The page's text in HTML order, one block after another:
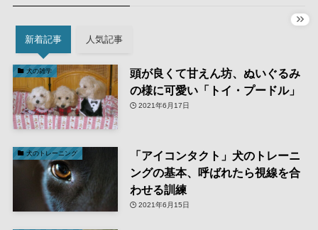
新着記事 人気記事
犬の雑学
頭が良くて甘えん坊、ぬいぐるみ
の様に可愛い「トイ・プードル」
2021年6月17日
犬のトレーニング
「アイコンタクト」犬のトレーニ
ングの基本、呼ばれたら視線を合
わせる訓練
2021年6月15日